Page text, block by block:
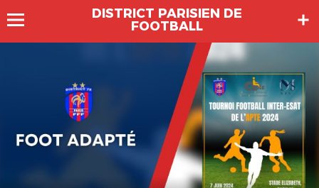
DISTRICT PARISIEN DE
FOOTBALL